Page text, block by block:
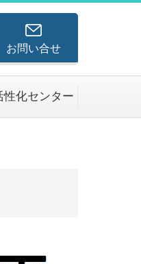
お問い合せ
性化センター